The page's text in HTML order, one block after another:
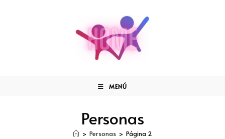
MENÚ
Personas
> Personas > Página 2